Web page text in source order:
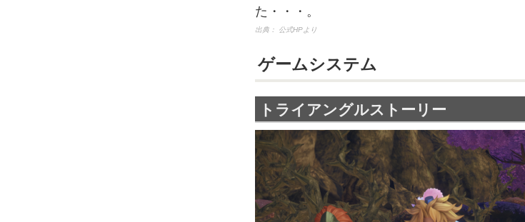
た・・・。
出典： 公式HPより
ゲームシステム
トライアングルストーリー